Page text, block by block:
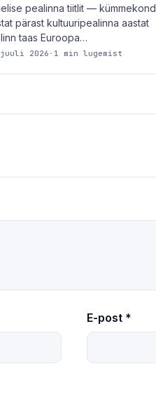
pealinna tiitlit — kümmekond
pärast kultuuripealinna aastat
taas Euroopa…
2026 · 1 min lugemist
E-post *